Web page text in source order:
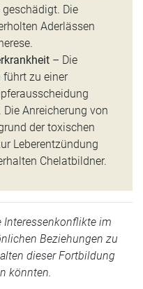
Die
Aderlässen
– Die
führt zu einer
Anreicherung von
der toxischen
Leberentzündung
Chelatbildner.
Interessenkonflikte im
Beziehungen zu
dieser Fortbildung
könnten.